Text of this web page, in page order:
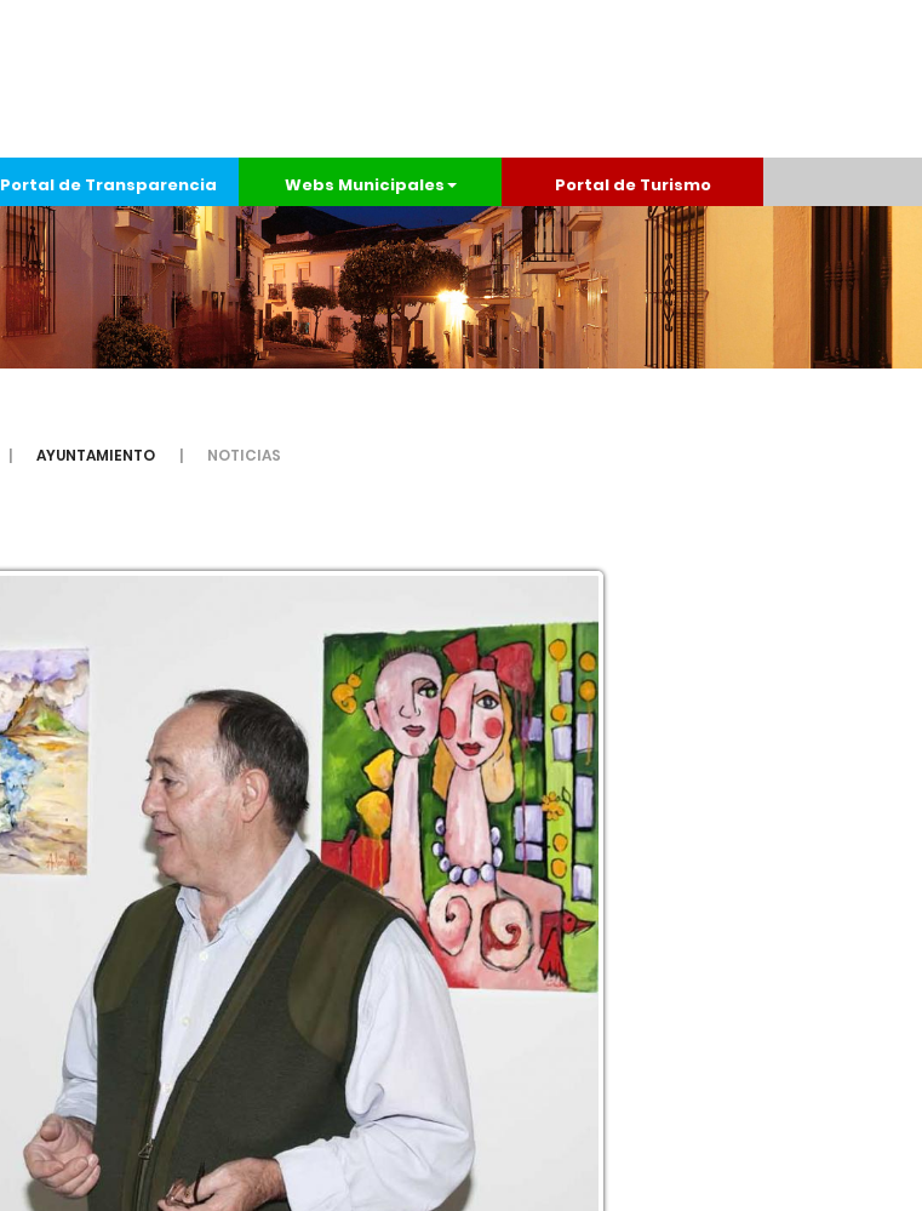
Portal de Transparencia Webs Municipales Portal de Turismo
AYUNTAMIENTO NOTICIAS